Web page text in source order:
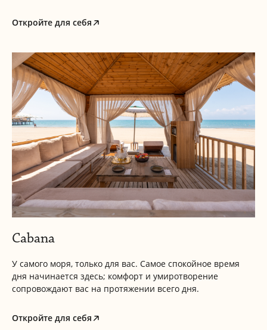
Откройте для себя
Cabana
У самого моря, только для вас. Самое спокойное время
дня начинается здесь; комфорт и умиротворение
сопровождают вас на протяжении всего дня.
Откройте для себя